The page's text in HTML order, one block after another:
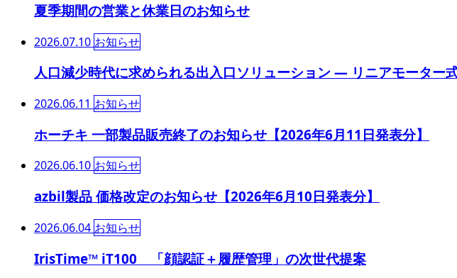
夏季期間の営業と休業日のお知らせ
2026.07.10 お知らせ
人口減少時代に求められる出入口ソリューション ― リニアモーター
2026.06.11 お知らせ
ホーチキ 一部製品販売終了のお知らせ【2026年6月11日発表分】
2026.06.10 お知らせ
azbil製品 価格改定のお知らせ【2026年6月10日発表分】
2026.06.04 お知らせ
IrisTime™ iT100 「顔認証＋履歴管理」の次世代提案